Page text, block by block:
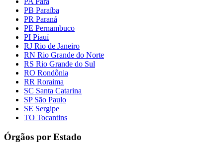
PB Paraíba
PR Paraná
PE Pernambuco
PI Piauí
RJ Rio de Janeiro
RN Rio Grande do Norte
RS Rio Grande do Sul
RO Rondônia
RR Roraima
SC Santa Catarina
SP São Paulo
SE Sergipe
TO Tocantins
Órgãos por Estado